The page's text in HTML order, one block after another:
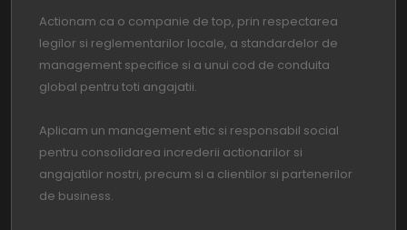
Actionam ca o companie de top, prin respectarea
legilor si reglementarilor locale, a standardelor de
management specifice si a unui cod de conduita
global pentru toti angajatii.
Aplicam un management etic si responsabil social
pentru consolidarea increderii actionarilor si
angajatilor nostri, precum si a clientilor si partenerilor
de business.